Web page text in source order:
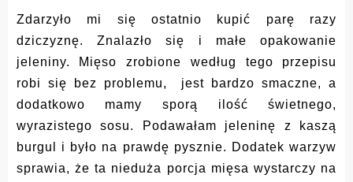
Zdarzyło mi się ostatnio kupić parę razy
dziczyznę. Znalazło się i małe opakowanie
jeleniny. Mięso zrobione według tego przepisu
robi się bez problemu, jest bardzo smaczne, a
dodatkowo mamy sporą ilość świetnego,
wyrazistego sosu. Podawałam jeleninę z kaszą
burgul i było na prawdę pysznie. Dodatek warzyw
sprawia, że ta nieduża porcja mięsa wystarczy na